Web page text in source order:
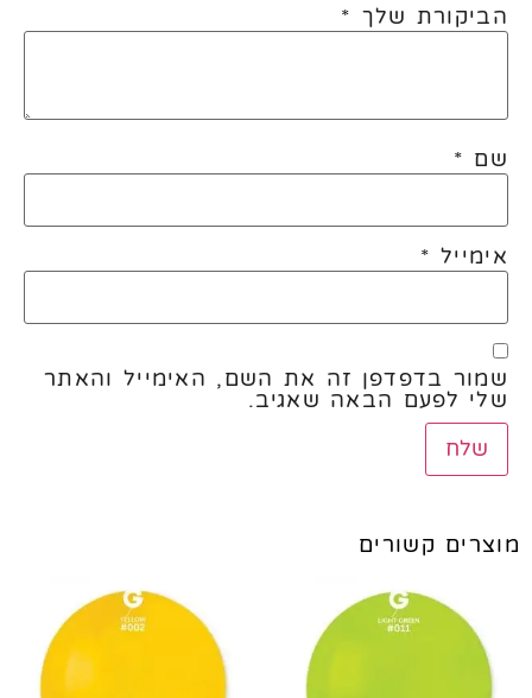
הביקורת שלך *
שם *
אימייל *
שמור בדפדפן זה את השם, האימייל והאתר
שלי לפעם הבאה שאגיב.
מוצרים קשורים